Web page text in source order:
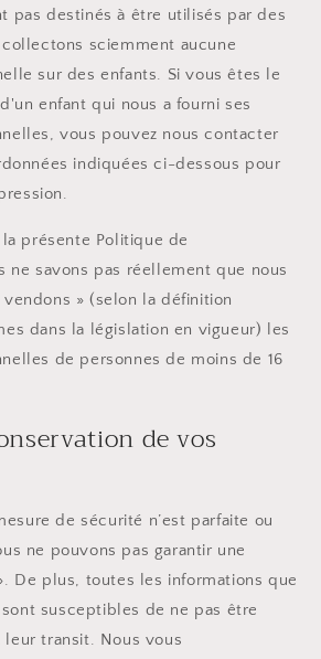
pas destinés à être utilisés par des
sciemment aucune
sur des enfants. Si vous êtes le
enfant qui nous a fourni ses
vous pouvez nous contacter
indiquées ci-dessous pour
présente Politique de
ne savons pas réellement que nous
vendons » (selon la définition
dans la législation en vigueur) les
de personnes de moins de 16
de vos
de sécurité n’est parfaite ou
ne pouvons pas garantir une
De plus, toutes les informations que
susceptibles de ne pas être
leur transit. Nous vous